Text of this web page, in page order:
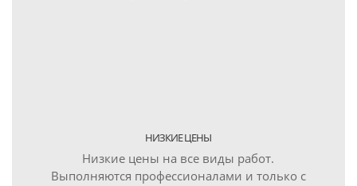
НИЗКИЕ ЦЕНЫ
Низкие цены на все виды работ.
Выполняются профессионалами и только с